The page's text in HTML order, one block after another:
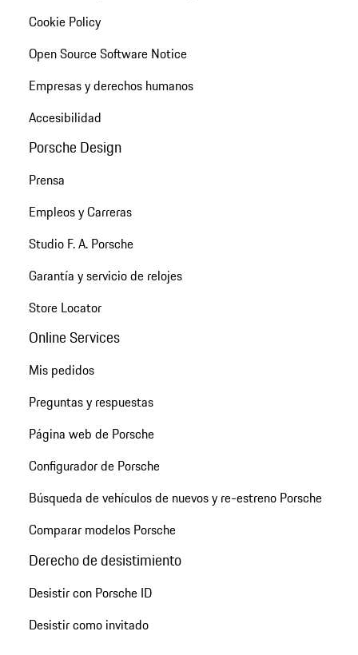
Cookie Policy
Open Source Software Notice
Empresas y derechos humanos
Accesibilidad
Porsche Design
Prensa
Empleos y Carreras
Studio F. A. Porsche
Garantía y servicio de relojes
Store Locator
Online Services
Mis pedidos
Preguntas y respuestas
Página web de Porsche
Configurador de Porsche
Búsqueda de vehículos de nuevos y re-estreno Porsche
Comparar modelos Porsche
Derecho de desistimiento
Desistir con Porsche ID
Desistir como invitado